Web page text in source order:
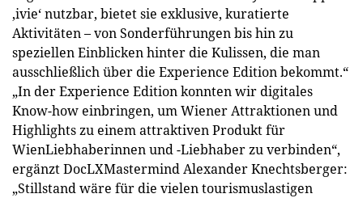
‚ivie‘ nutzbar, bietet sie exklusive, kuratierte
Aktivitäten – von Sonderführungen bis hin zu
speziellen Einblicken hinter die Kulissen, die man
ausschließlich über die Experience Edition bekommt.“
„In der Experience Edition konnten wir digitales
Know-how einbringen, um Wiener Attraktionen und
Highlights zu einem attraktiven Produkt für
WienLiebhaberinnen und -Liebhaber zu verbinden“,
ergänzt DocLXMastermind Alexander Knechtsberger:
„Stillstand wäre für die vielen tourismuslastigen